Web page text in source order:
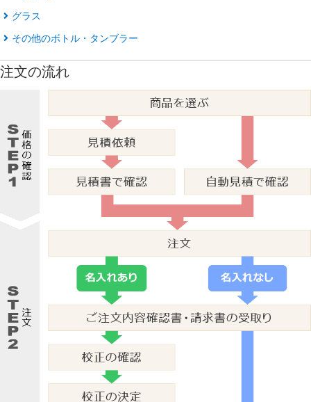
グラス
その他のボトル・タンブラー
注文の流れ